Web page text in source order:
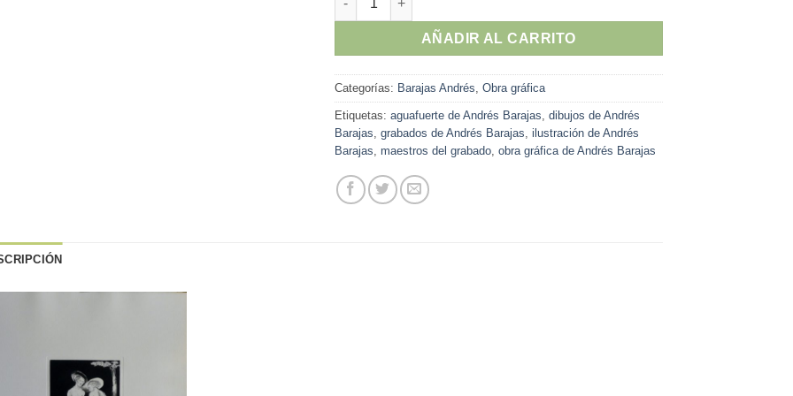
AÑADIR AL CARRITO
Categorías: Barajas Andrés ,Obra gráfica
Etiquetas:aguafuerte de Andrés Barajas ,dibujos de Andrés
Barajas ,grabados de Andrés Barajas ,ilustración de Andrés
Barajas ,maestros del grabado ,obra gráfica de Andrés Barajas